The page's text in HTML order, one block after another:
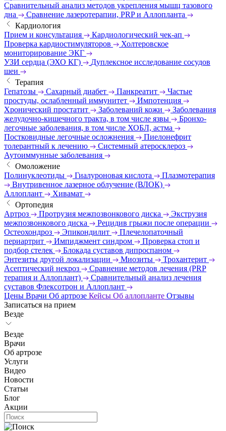
Сравнительный анализ методов укрепления мышц тазового
дна
Сравнение лазеротерапии, PRP и Аллопланта
Кардиология
Прием и консультация
Кардиологический чек-ап
Проверка кардиостимуляторов
Холтеровское
мониторирование ЭКГ
УЗИ сердца (ЭХО КГ)
Дуплексное исследование сосудов
шеи
Терапия
Гепатозы
Сахарный диабет Панкреатит
Частые
простуды, ослабленный иммунитет
Импотенция
Хронический простатит
Заболеваний кожи
Заболевания
желудочно-кишечного тракта, в том числе язвы
Бронхо-
легочные заболевания, в том числе ХОБЛ, астма
Постковидные легочные осложнения
Пиелонефрит
толерантный к лечению
Системный атеросклероз
Аутоиммунные заболевания
Омоложение
Полинуклеотиды
Гиалуроновая кислота
Плазмотерапия
Внутривенное лазерное облучение (ВЛОК)
Аллоплант
Хивамат
Ортопедия
Артроз
Протрузия межпозвонкового диска
Экструзия
межпозвонкового диска
Рецидив грыжи после операции
Остеохондроз
Эпикондилит
Плечелопаточный
периартрит
Импиджмент синдром
Проверка стоп и
подбор стелек
Блокада суставов дипроспаном
Энтезиты другой локализации
Миозиты
Трохантерит
Асептический некроз
Сравнение методов лечения (PRP
терапия и Аллоплант)
Сравнительный анализ лечения
суставов Флексотрон и Аллоплант
Цены Врачи Об артрозе Кейсы Об аллопланте Отзывы
Записаться на прием
Везде
Везде
Врачи
Об артрозе
Услуги
Видео
Новости
Статьи
Блог
Акции